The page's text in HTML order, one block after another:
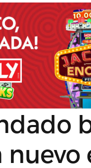
nuevo